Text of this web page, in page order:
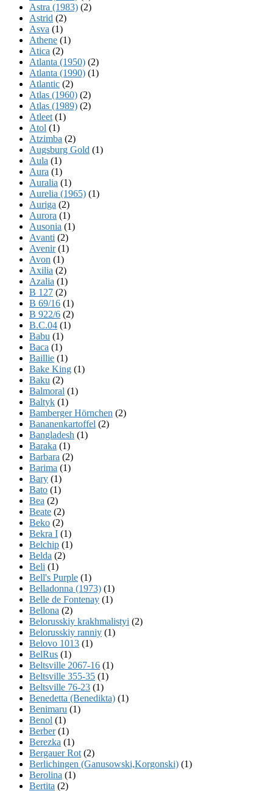
Astra (1983) (2)
Astrid (2)
Asva (1)
Athene (1)
Atica (2)
Atlanta (1950) (2)
Atlanta (1990) (1)
Atlantic (2)
Atlas (1960) (2)
Atlas (1989) (2)
Atleet (1)
Atol (1)
Atzimba (2)
Augsburg Gold (1)
Aula (1)
Aura (1)
Auralia (1)
Aurelia (1965) (1)
Auriga (2)
Aurora (1)
Ausonia (1)
Avanti (2)
Avenir(1)
Avon (1)
Axilia (2)
Azalia (1)
B 127 (2)
B 69/16 (1)
B 922/6 (2)
B.C.04 (1)
Babu (1)
Baca (1)
Baillie (1)
Bake King (1)
Baku (2)
Balmoral (1)
Baltyk (1)
Bamberger Hörnchen (2)
Bananenkartoffel (2)
Bangladesh (1)
Baraka (1)
Barbara (2)
Barima (1)
Bary (1)
Bato (1)
Bea (2)
Beate (2)
Beko (2)
Bekra I (1)
Belchip (1)
Belda (2)
Beli (1)
Bell's Purple (1)
Belladonna (1973) (1)
Belle de Fontenay (1)
Bellona (2)
Belorusskiy krakhmalistyi (2)
Belorusskiy ranniy (1)
Belovo 1013 (1)
BelRus (1)
Beltsville 2067-16 (1)
Beltsville 355-35 (1)
Beltsville 76-23 (1)
Benedetta (Benedikta) (1)
Benimaru (1)
Benol (1)
Berber(1)
Berezka (1)
Bergauer Rot (2)
Berlichingen (Ganusowski,Korgonski) (1)
Berolina (1)
Bertita (2)